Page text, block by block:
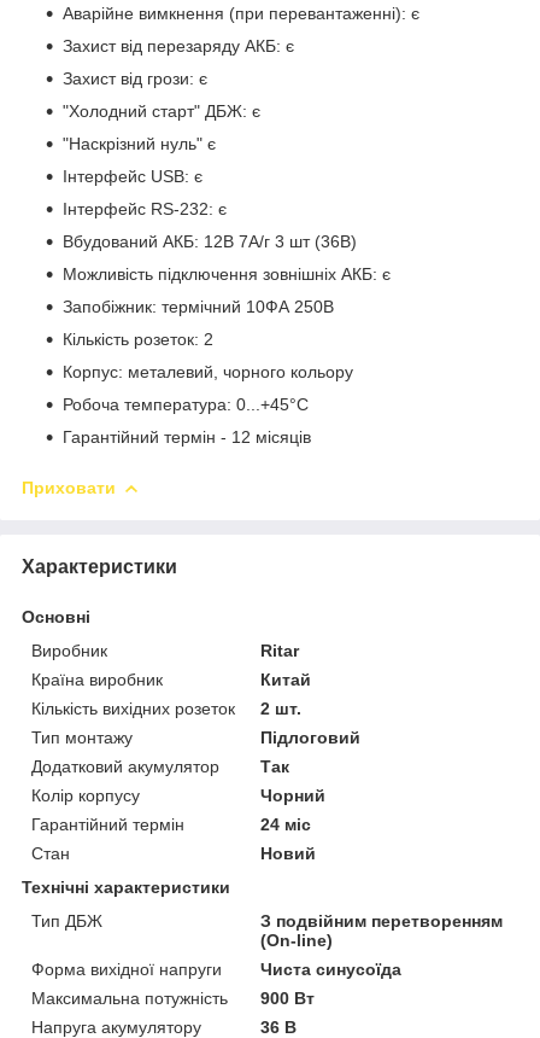
Аварійне вимкнення (при перевантаженні): є
Захист від перезаряду АКБ: є
Захист від грози: є
"Холодний старт" ДБЖ: є
"Наскрізний нуль" є
Інтерфейс USB: є
Інтерфейс RS-232: є
Вбудований АКБ: 12В 7А/г 3 шт (36В)
Можливість підключення зовнішніх АКБ: є
Запобіжник: термічний 10ФА 250В
Кількість розеток: 2
Корпус: металевий, чорного кольору
Робоча температура: 0...+45°C
Гарантійний термін - 12 місяців
Приховати
Характеристики
Основні
Виробник
Ritar
Країна виробник
Китай
Кількість вихідних розеток
2 шт.
Тип монтажу
Підлоговий
Додатковий акумулятор
Так
Колір корпусу
Чорний
Гарантійний термін
24 міс
Стан
Новий
Технічні характеристики
Тип ДБЖ
З подвійним перетворенням
(On-line)
Форма вихідної напруги
Чиста синусоїда
Максимальна потужність
900 Вт
Напруга акумулятору
36 В